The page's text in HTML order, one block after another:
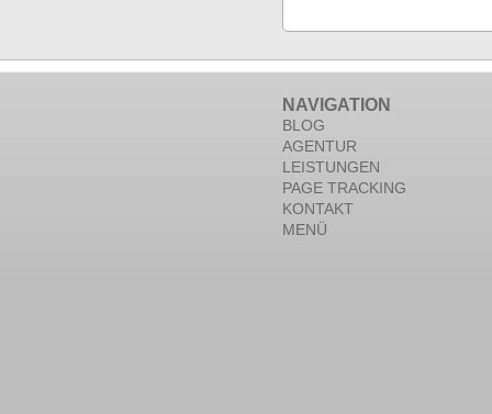
NAVIGATION
BLOG
AGENTUR
LEISTUNGEN
PAGE TRACKING
KONTAKT
MENÜ